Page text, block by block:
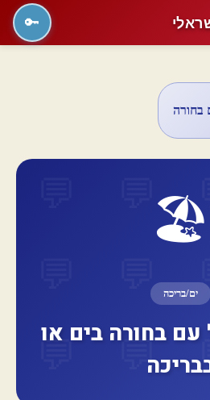
בחורה
🏖️
ים/בריכה
עם בחורה בים או
🔑